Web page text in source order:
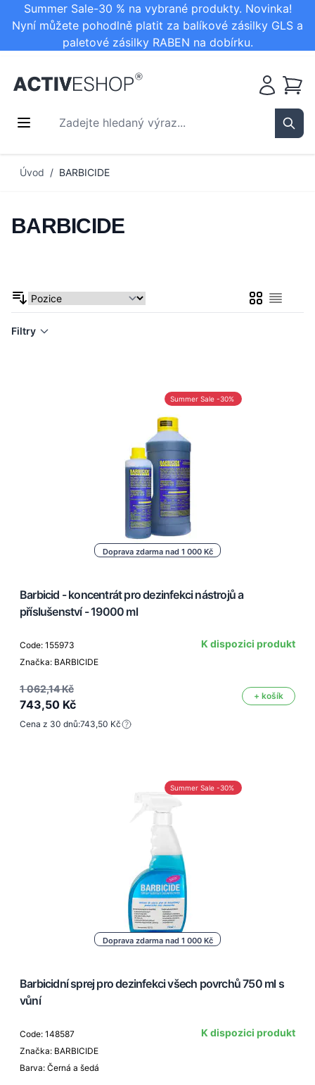
Summer Sale-30 % na vybrané produkty. Novinka!
Nyní můžete pohodlně platit za balíkové zásilky GLS a
paletové zásilky RABEN na dobírku.
Zadejte hledaný výraz...
Košík
Úvod / BARBICIDE
BARBICIDE
MřížkaSeznam
Filtry
Doprava zdarma nad 1 000 Kč
Summer Sale -30%
Barbicid - koncentrát pro dezinfekci nástrojů a
příslušenství - 19000 ml
Code: 155973
Značka: BARBICIDE
K dispozici produkt
1 062,14 Kč
743,50 Kč
+ košík
Cena z 30 dnů:743,50 Kč
Doprava zdarma nad 1 000 Kč
Summer Sale -30%
Barbicidní sprej pro dezinfekci všech povrchů 750 ml s
vůní
Code: 148587
Značka: BARBICIDE
Barva: Černá a šedá
K dispozici produkt